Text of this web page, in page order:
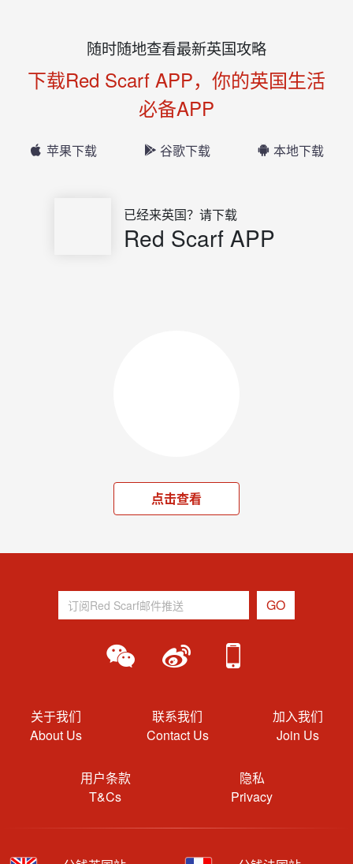
随时随地查看最新英国攻略
下载Red Scarf APP，你的英国生活
必备APP
苹果下载 谷歌下载 本地下载
已经来英国？请下载
Red Scarf APP
点击查看
关于我们
About Us
联系我们
Contact Us
加入我们
Join Us
用户条款
T&Cs
隐私
Privacy